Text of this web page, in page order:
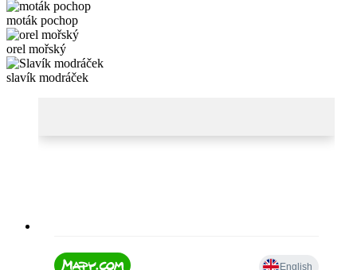
moták pochop
orel mořský
slavík modráček